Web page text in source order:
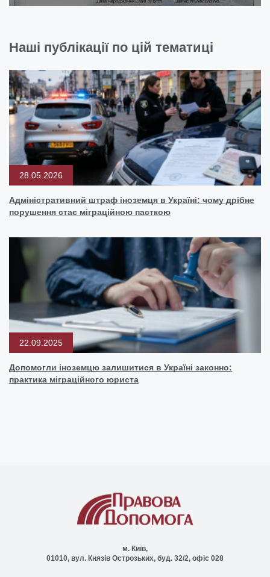
Наші публікації по цій тематиці
28.05.2026
Адміністративний штраф іноземця в Україні: чому дрібне
порушення стає міграційною пасткою
22.09.2025
Допомогли іноземцю залишитися в Україні законно:
практика міграційного юриста
м. Київ,
01010, вул. Князів Острозьких, буд. 32/2, офіс 028